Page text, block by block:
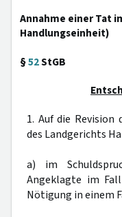
Annahme einer Tat
Handlungseinheit)
§52StGB
1. Auf die
des Landgerichts
a) im
Angeklagte im
Nötigung in einem